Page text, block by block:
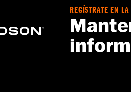
del alternador, junta
REGÍSTRATE EN LA